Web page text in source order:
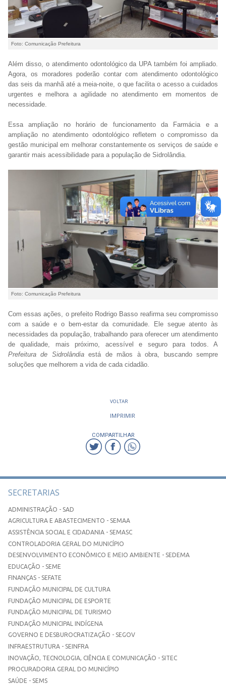
Foto: Comunicação Prefeitura
Além disso, o atendimento odontológico da UPA também foi ampliado.
Agora, os moradores poderão contar com atendimento odontológico
das seis da manhã até a meia-noite, o que facilita o acesso a cuidados
urgentes e melhora a agilidade no atendimento em momentos de
necessidade.
Essa ampliação no horário de funcionamento da Farmácia e a
ampliação no atendimento odontológico refletem o compromisso da
gestão municipal em melhorar constantemente os serviços de saúde e
garantir mais acessibilidade para a população de Sidrolândia.
Foto: Comunicação Prefeitura
Com essas ações, o prefeito Rodrigo Basso reafirma seu compromisso
com a saúde e o bem-estar da comunidade. Ele segue atento às
necessidades da população, trabalhando para oferecer um atendimento
de qualidade, mais próximo, acessível e seguro para todos. A
Prefeitura de Sidrolândiaestá de mãos à obra, buscando sempre
soluções que melhorem a vida de cada cidadão.
VOLTAR
IMPRIMIR
COMPARTILHAR
SECRETARIAS
ADMINISTRAÇÃO - SAD
AGRICULTURA E ABASTECIMENTO - SEMAA
ASSISTÊNCIA SOCIAL E CIDADANIA - SEMASC
CONTROLADORIA GERAL DO MUNICÍPIO
DESENVOLVIMENTO ECONÔMICO E MEIO AMBIENTE - SEDEMA
EDUCAÇÃO - SEME
FINANÇAS - SEFATE
FUNDAÇÃO MUNICIPAL DE CULTURA
FUNDAÇÃO MUNICIPAL DE ESPORTE
FUNDAÇÃO MUNICIPAL DE TURISMO
FUNDAÇÃO MUNICIPAL INDÍGENA
GOVERNO E DESBUROCRATIZAÇÃO - SEGOV
INFRAESTRUTURA - SEINFRA
INOVAÇÃO, TECNOLOGIA, CIÊNCIA E COMUNICAÇÃO - SITEC
PROCURADORIA GERAL DO MUNICÍPIO
SAÚDE - SEMS